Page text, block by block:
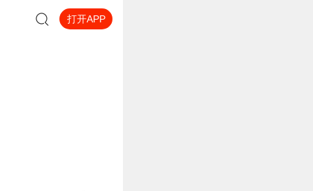
打开APP